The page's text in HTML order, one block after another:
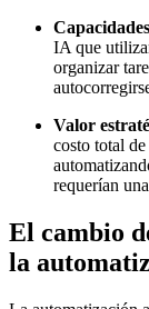
IA que
organizar
Valor
costo total
requerían
El cambio
la